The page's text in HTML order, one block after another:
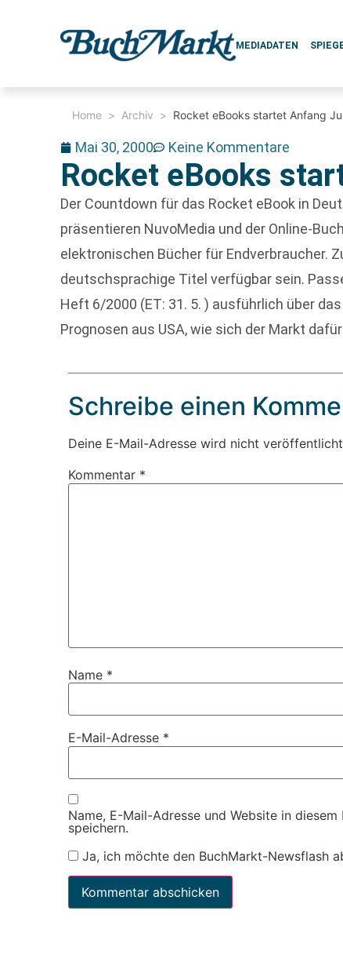
MEDIADATEN
Home > Archiv > Rocket eBooks startet Anfang
Mai 30, 2000 Keine Kommentare
Rocket eBooks
Der Countdown für das Rocket eBook in
präsentieren NuvoMedia und der Online-
elektronischen Bücher für Endverbraucher.
deutschsprachige Titel verfügbar sein.
Heft 6/2000 (ET: 31. 5. ) ausführlich über
Prognosen aus USA, wie sich der Markt
Schreibe einen
Deine E-Mail-Adresse wird nicht
Kommentar *
Name *
E-Mail-Adresse *
Name, E-Mail-Adresse und Website in
speichern.
Ja, ich möchte den BuchMarkt-Newsflash